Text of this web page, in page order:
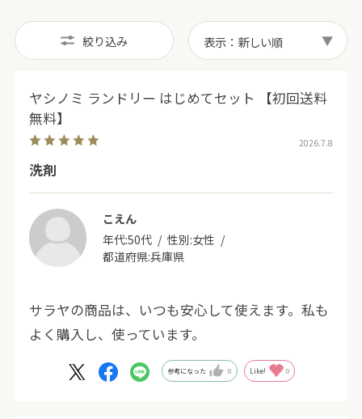
絞り込み 表示：新しい順
ヤシノミ ランドリー はじめてセット 【初回送料
無料】
2026.7.8
洗剤
こえん
年代:50代 性別:女性
都道府県:兵庫県
サラヤの商品は、いつも安心して使えます。私も
よく購入し、使っています。
参考になった 0 Like! 0